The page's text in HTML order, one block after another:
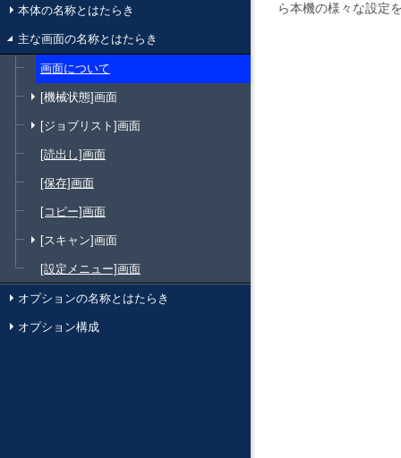
本体の名称とはたらき
主な画面の名称とはたらき
画面について
[機械状態]画面
[ジョブリスト]画面
[読出し]画面
[保存]画面
[コピー]画面
[スキャン]画面
[設定メニュー]画面
オプションの名称とはたらき
オプション構成
ら本機の様々な設定